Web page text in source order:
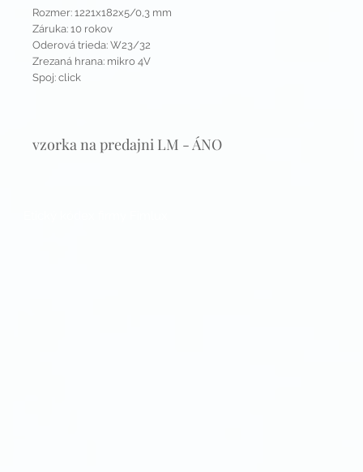
Rozmer: 1221x182x5/0,3 mm
Záruka: 10 rokov
Oderová trieda: W23/32
Zrezaná hrana: mikro 4V
Spoj: click
vzorka na predajni LM - ÁNO